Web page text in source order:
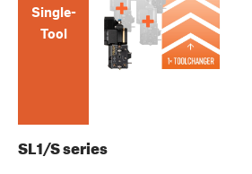
Single-
Tool
SL1/S series